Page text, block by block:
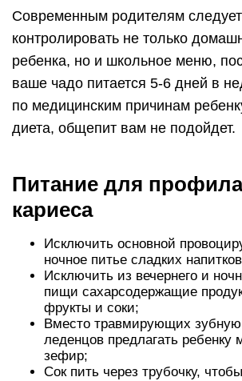
Современным родителям следует
контролировать не только
ребенка, но и школьное меню,
ваше чадо питается 5-6 дней в
по медицинским причинам
диета, общепит вам не подойдет.
Питание для
кариеса
Исключить основной
ночное питье сладких
Исключить из вечернего и
пищи сахарсодержащие
фрукты и соки;
Вместо травмирующих
леденцов предлагать ребенку
зефир;
Сок пить через трубочку,